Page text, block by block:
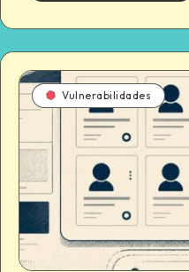
Vulnerabilidades